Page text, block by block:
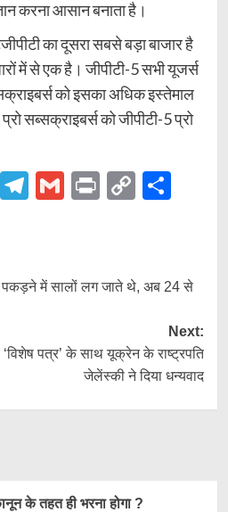
करना आसान बनाता है।
का दूसरा सबसे बड़ा बाजार है
में से एक है। जीपीटी-5 सभी यूजर्स
को इसका अधिक इस्तेमाल
सब्सक्राइबर्स को जीपीटी-5 प्रो
Telegram
Gmail
Print
Copy
पकड़ने में सालों लग जाते थे, अब 24 से
Next:
पत्र’ के साथ यूक्रेन के राष्ट्रपति
जेलेंस्की ने दिया धन्यवाद
के तहत ही भरना होगा ?